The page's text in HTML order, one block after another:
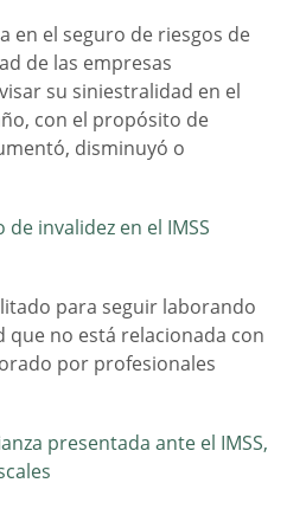
en el seguro de riesgos de
de las empresas
su siniestralidad en el
con el propósito de
disminuyó o
invalidez en el IMSS
para seguir laborando
que no está relacionada con
por profesionales
presentada ante el IMSS,